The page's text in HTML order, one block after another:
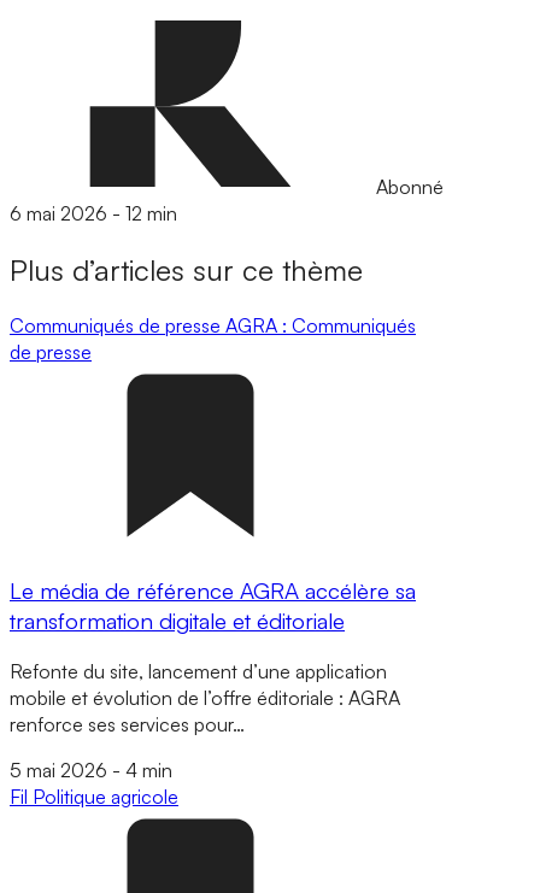
Abonné
6 mai 2026 - 12 min
Plus d’articles sur ce thème
Communiqués de presse AGRA : Communiqués
de presse
Le média de référence AGRA accélère sa
transformation digitale et éditoriale
Refonte du site, lancement d’une application
mobile et évolution de l’offre éditoriale : AGRA
renforce ses services pour…
5 mai 2026 - 4 min
Fil Politique agricole